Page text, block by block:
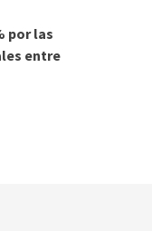
por las
entre